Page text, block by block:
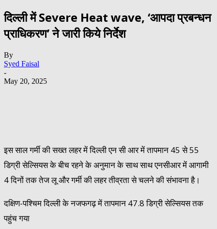
दिल्ली में Severe Heat wave, ‘आपदा प्रबन्धन
प्राधिकरण’ ने जारी किये निर्देश
By
Syed Faisal
-
May 20, 2025
इस साल गर्मी की सख्त लहर में दिल्ली एन सी आर में तापमान 45 से 55
डिग्री सेल्सियस के बीच रहने के अनुमान के साथ साथ एनसीआर में आगामी
4 दिनों तक तेज लू और गर्मी की लहर तीव्रता से चलने की संभावना है।
दक्षिण-पश्चिम दिल्ली के नजफगढ़ में तापमान 47.8 डिग्री सेल्सियस तक
पहुंच गया